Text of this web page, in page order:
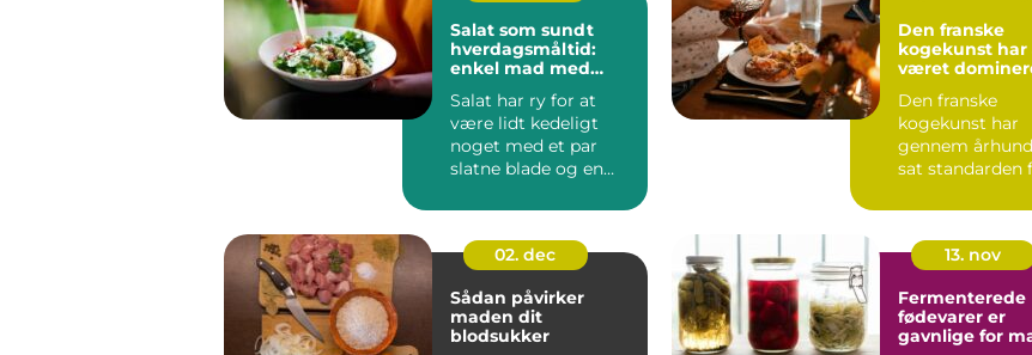
Salat som sundt
hverdagsmåltid:
enkel mad med
Salat har ry for at
være lidt kedeligt
noget med et par
slatne blade og en
Den franske
kogekunst
været
Den franske
kogekunst har
gennem
sat standarden
mad, smag...
02. dec
Sådan påvirker
maden dit
blodsukker
13. nov
Fermenterede
fødevarer er
gavnlige for